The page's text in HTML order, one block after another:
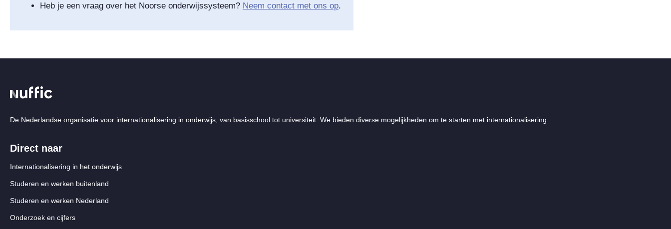
Heb je een vraag over het Noorse onderwijssysteem? Neem contact met ons op.
De Nederlandse organisatie voor internationalisering in onderwijs, van basisschool tot universiteit. We bieden diverse mogelijkheden om te starten met internationalisering.
Direct naar
Internationalisering in het onderwijs
Studeren en werken buitenland
Studeren en werken Nederland
Onderzoek en cijfers